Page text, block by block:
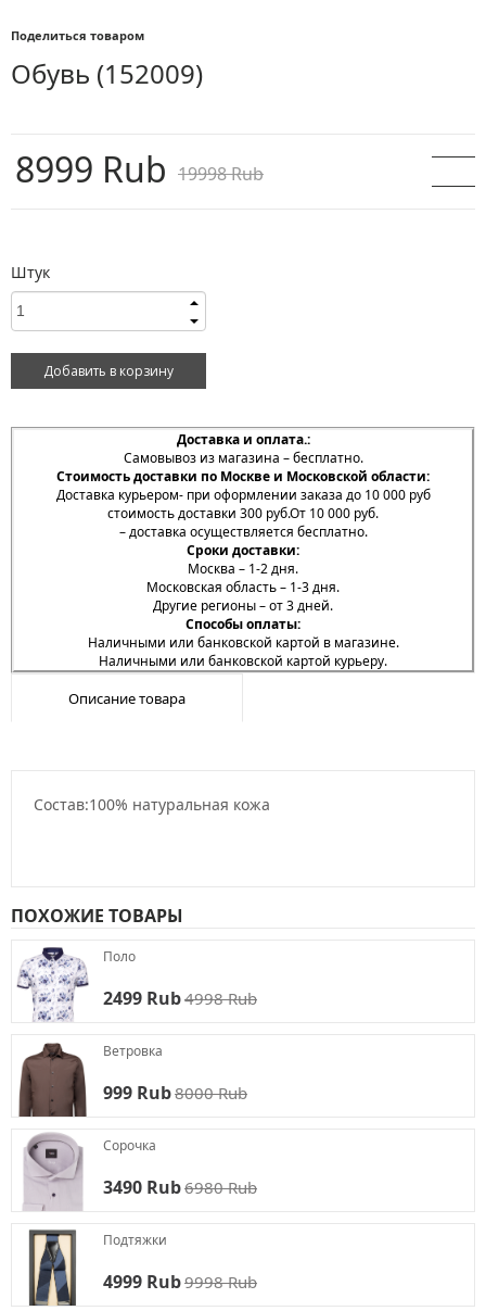
Поделиться товаром
Обувь (152009)
19998 Rub
8999 Rub
Штук
Доставка и оплата.:
Самовывоз из магазина – бесплатно.
Стоимость доставки по Москве и Московской области:
Доставка курьером- при оформлении заказа до 10 000 руб
стоимость доставки 300 руб.От 10 000 руб.
– доставка осуществляется бесплатно.
Сроки доставки:
Москва – 1-2 дня.
Московская область – 1-3 дня.
Другие регионы – от 3 дней.
Способы оплаты:
Наличными или банковской картой в магазине.
Наличными или банковской картой курьеру.
Описание товара
Состав:100% натуральная кожа
ПОХОЖИЕ ТОВАРЫ
Поло
2499 Rub4998 Rub
Ветровка
999 Rub8000 Rub
Сорочка
3490 Rub6980 Rub
Подтяжки
4999 Rub9998 Rub